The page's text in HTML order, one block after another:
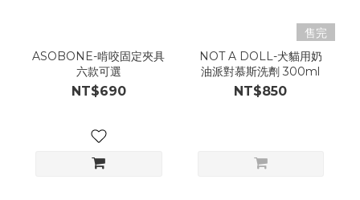
ASOBONE-啃咬固定夾具
六款可選
NT$690
售完
NOT A DOLL-犬貓用奶
油派對慕斯洗劑 300ml
NT$850